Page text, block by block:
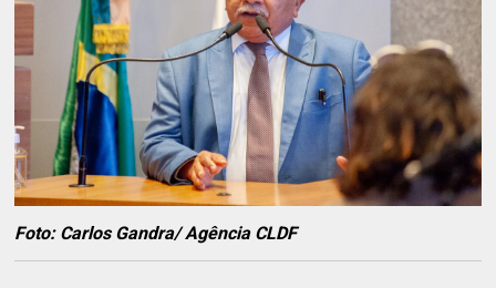
Foto: Carlos Gandra/ Agência CLDF